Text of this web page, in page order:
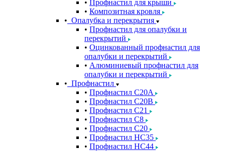
Профнастил для крыши
Композитная кровля
Опалубка и перекрытия
Профнастил для опалубки и
перекрытий
Оцинкованный профнастил для
опалубки и перекрытий
Алюминиевый профнастил для
опалубки и перекрытий
Профнастил
Профнастил С20A
Профнастил С20B
Профнастил С21
Профнастил С8
Профнастил С20
Профнастил НС35
Профнастил НС44